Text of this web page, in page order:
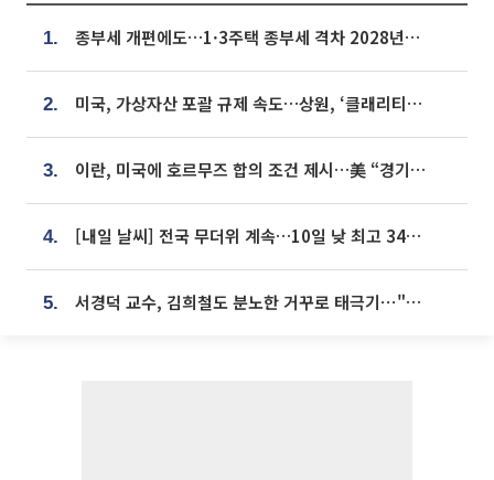
1. 종부세 개편에도…1·3주택 종부세 격차 2028년부터 확대
2. 미국, 가상자산 포괄 규제 속도…상원, ‘클래리티법’ 9월 절차투표 추진
3. 이란, 미국에 호르무즈 합의 조건 제시…美 “경기 아직 안 끝나” [종합]
4. [내일 날씨] 전국 무더위 계속…10일 낮 최고 34도 육박
5. 서경덕 교수, 김희철도 분노한 거꾸로 태극기⋯"엉터리는 아냐, 아쉬울 뿐"